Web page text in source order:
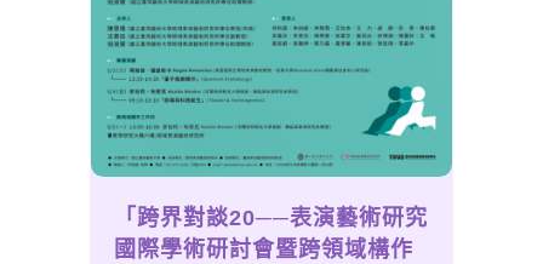
「跨界對談20──表演藝術研究
國際學術研討會暨跨領域構作